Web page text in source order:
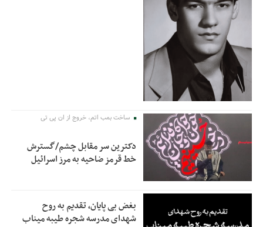
ساخت بمب اتم، خروج از ان پی تی
دکترین سر مقابل چشم/گسترش
خط قرمز ضاحیه به مرز اسرائیل
بغض بی پایان، تقدیم به روح
شهدای مدرسه شجره طیبه میناب